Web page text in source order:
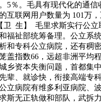
5％。毛具有现代化的通信
互联网用户数量为 101万
卫 生】 毛里求斯实行公立
福祉部统筹备理。公立系
和专科公立病院，还有稠
盖指数66，远超非洲平均
乡资本失衡问题，首都集
辈、就诊快，衔接高端专
立病院有维多利亚病院、
斯无正轨做和部队，武拆力